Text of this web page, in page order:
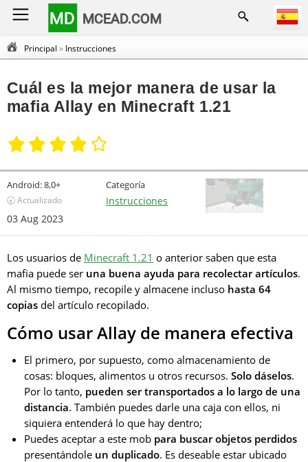
MD MCEAD.COM
Principal » Instrucciones
Cuál es la mejor manera de usar la
mafia Allay en Minecraft 1.21
Android:8,0+
🕣 Actualizado
03 Aug 2023
Categoría
Instrucciones
Los usuarios de Minecraft 1.21 o anterior saben que esta
mafia puede ser una buena ayuda para recolectar artículos.
Al mismo tiempo, recopile y almacene incluso hasta 64
copias del artículo recopilado.
Cómo usar Allay de manera efectiva
El primero, por supuesto, como almacenamiento de
cosas: bloques, alimentos u otros recursos. Solo dáselos.
Por lo tanto, pueden ser transportados a lo largo de una
distancia. También puedes darle una caja con ellos, ni
siquiera entenderá lo que hay dentro;
Puedes aceptar a este mob para buscar objetos perdidos
presentándole un duplicado. Es deseable estar ubicado